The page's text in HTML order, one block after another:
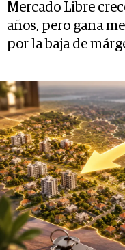
Mercado Libre
años, pero gana
por la baja de